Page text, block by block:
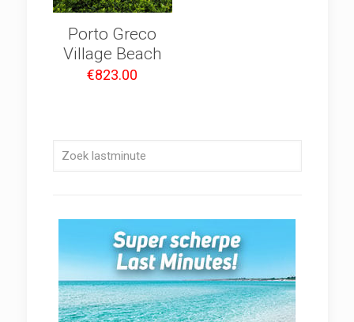
Porto Greco
Village Beach
€823.00